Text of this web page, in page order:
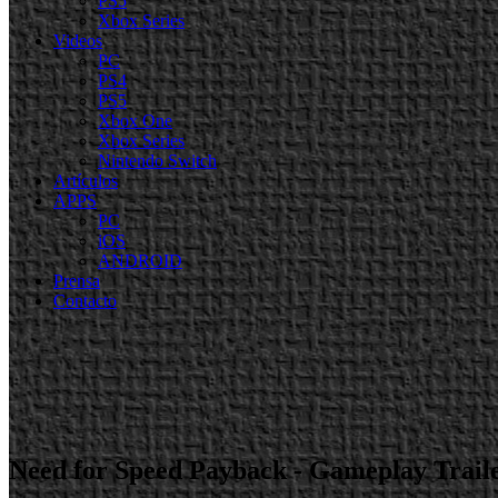
Xbox Series
Videos
PC
PS4
PS5
Xbox One
Xbox Series
Nintendo Switch
Artículos
APPS
PC
iOS
ANDROID
Prensa
Contacto
Need for Speed Payback - Gameplay